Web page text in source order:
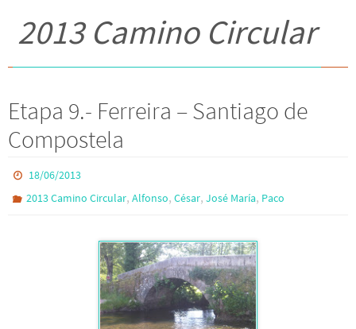
2013 Camino Circular
Etapa 9.- Ferreira – Santiago de
Compostela
18/06/2013
2013 Camino Circular,Alfonso,César,José María, Paco